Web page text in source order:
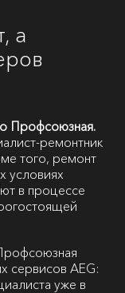
а
Профсоюзная.
ремонтник
того, ремонт
условиях
в процессе
сервисов AEG:
уже в